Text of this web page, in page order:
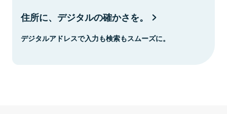
住所に、デジタルの確かさを。
デジタルアドレスで入力も検索もスムーズに。